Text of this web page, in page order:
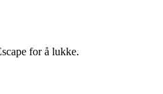
for å lukke.